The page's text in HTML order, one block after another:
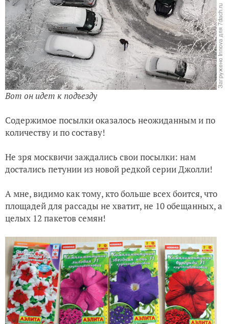
Вот он идет к подъезду
Содержимое посылки оказалось неожиданным и по
количеству и по составу!
Не зря москвичи заждались свои посылки: нам
достались петунии из новой редкой серии Джолли!
А мне, видимо как тому, кто больше всех боится, что
площадей для рассады не хватит, не 10 обещанных, а
целых 12 пакетов семян!